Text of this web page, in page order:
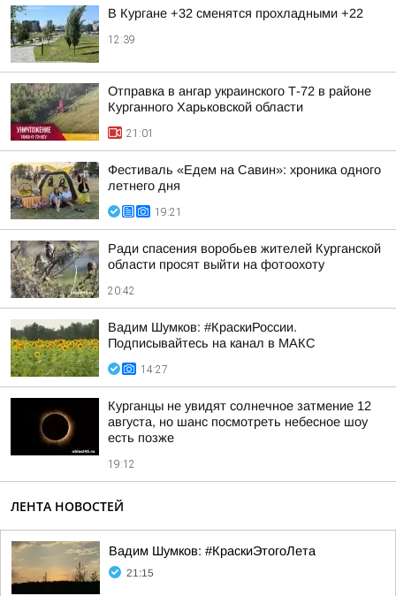
В Кургане +32 сменятся прохладными +22
12:39
Отправка в ангар украинского Т-72 в районе
Курганного Харьковской области
21:01
Фестиваль «Едем на Савин»: хроника одного
летнего дня
19:21
Ради спасения воробьев жителей Курганской
области просят выйти на фотоохоту
20:42
Вадим Шумков: #КраскиРоссии.
Подписывайтесь на канал в МАКС
14:27
Курганцы не увидят солнечное затмение 12
августа, но шанс посмотреть небесное шоу
есть позже
19:12
ЛЕНТА НОВОСТЕЙ
Вадим Шумков: #КраскиЭтогоЛета
21:15